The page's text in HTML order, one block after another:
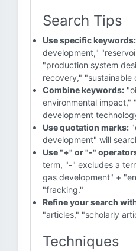
Search Tips
Use specific keywords:
development,"
"production system
recovery," "sustainable
Combine keywords:
environmental impact,"
development
Use quotation marks:
development" will
Use "+" or "-"
term, "-" excludes a
gas development" +
"fracking."
Refine your search
"articles," "scholarly
Techniques